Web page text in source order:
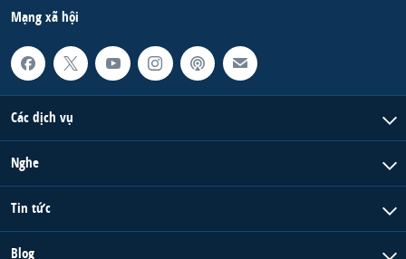
Mạng xã hội
Các dịch vụ
Nghe
Tin tức
Blog